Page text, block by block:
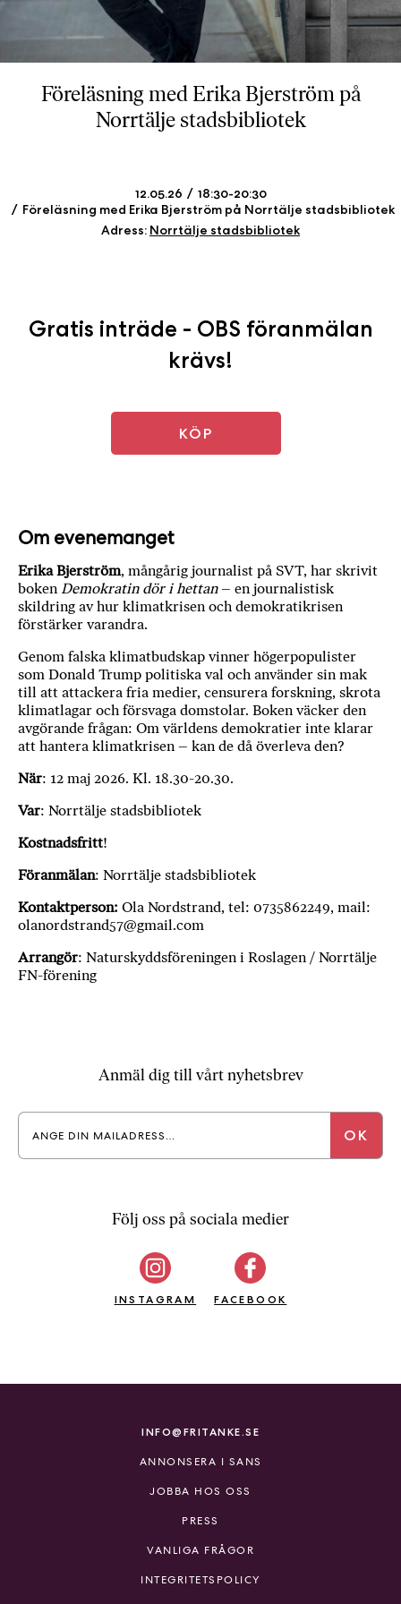
b
ö
c
k
e
r
i
n
F
r
i
a
n
k
Föreläsning med Erika Bjerström på
Norrtälje stadsbibliotek
12.05.26
18:30-20:30
Föreläsning med Erika Bjerström på Norrtälje stadsbibliotek
Adress: Norrtälje stadsbibliotek
Gratis inträde - OBS föranmälan
krävs!
KÖP
Om evenemanget
Erika Bjerström, mångårig journalist på SVT, har skrivit
boken Demokratin dör i hettan– en journalistisk
skildring av hur klimatkrisen och demokratikrisen
förstärker varandra.
Genom falska klimatbudskap vinner högerpopulister
som Donald Trump politiska val och använder sin mak
till att attackera fria medier, censurera forskning, skrota
klimatlagar och försvaga domstolar. Boken väcker den
avgörande frågan: Om världens demokratier inte klarar
att hantera klimatkrisen – kan de då överleva den?
När: 12 maj 2026. Kl. 18.30-20.30.
Var: Norrtälje stadsbibliotek
Kostnadsfritt!
Föranmälan: Norrtälje stadsbibliotek
Kontaktperson: Ola Nordstrand, tel: 0735862249, mail:
olanordstrand57@gmail.com
Arrangör: Naturskyddsföreningen i Roslagen / Norrtälje
FN-förening
Anmäl dig till vårt nyhetsbrev
Följ oss på sociala medier
INSTAGRAM FACEBOOK
INFO@FRITANKE.SE
ANNONSERA I SANS
JOBBA HOS OSS
PRESS
VANLIGA FRÅGOR
INTEGRITETSPOLICY